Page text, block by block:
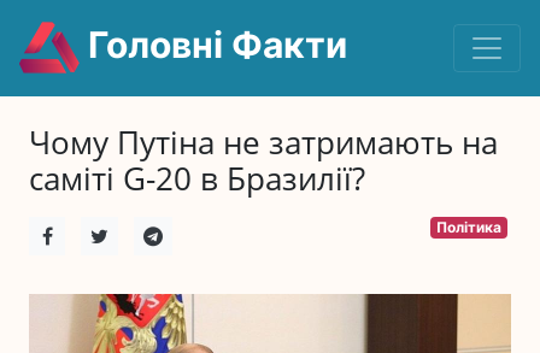
Головні Факти
Чому Путіна не затримають на
саміті G-20 в Бразилії?
Політика